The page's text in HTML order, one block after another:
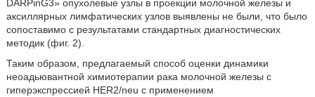
DARPinG3» опухолевые узлы в проекции молочной железы и
аксиллярных лимфатических узлов выявлены не были, что было
сопоставимо с результатами стандартных диагностических
методик (фиг. 2).
Таким образом, предлагаемый способ оценки динамики
неоадьювантной химиотерапии рака молочной железы с
гиперэкспрессией HER2/neu с применением